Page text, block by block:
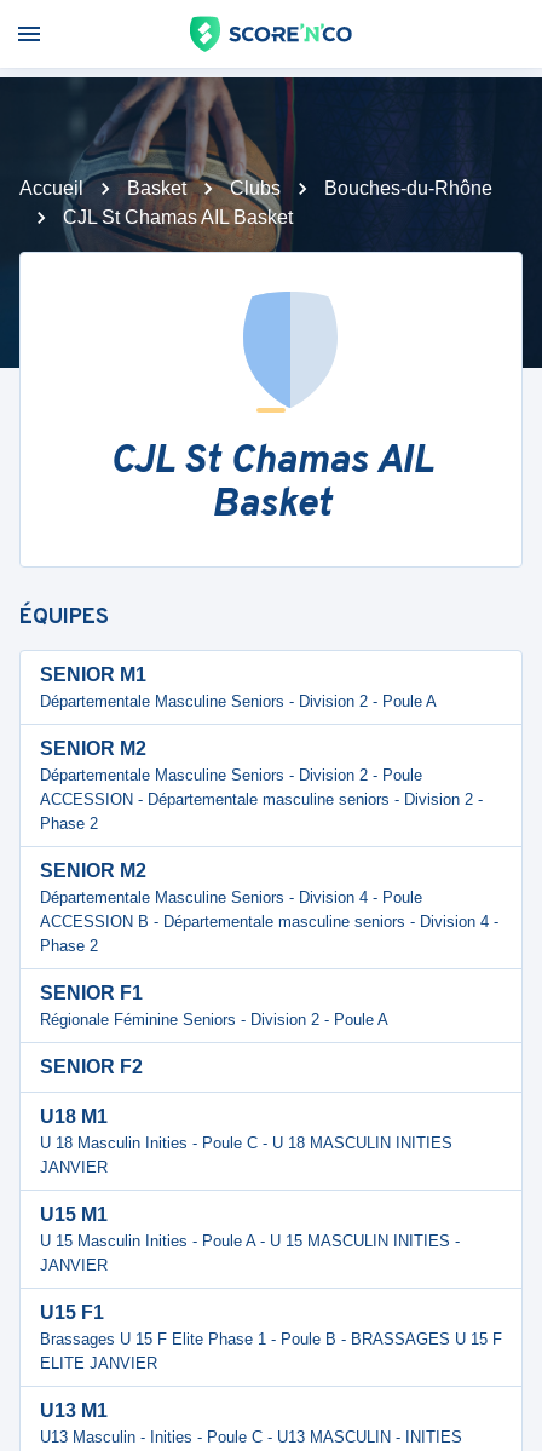
Accueil Basket Clubs
Bouches-du-Rhône
CJL St Chamas AIL Basket
CJL St Chamas AIL
Basket
ÉQUIPES
SENIOR M1
Départementale Masculine Seniors - Division 2 - Poule A
SENIOR M2
Départementale Masculine Seniors - Division 2 - Poule
ACCESSION - Départementale masculine seniors - Division 2 -
Phase 2
SENIOR M2
Départementale Masculine Seniors - Division 4 - Poule
ACCESSION B - Départementale masculine seniors - Division 4 -
Phase 2
SENIOR F1
Régionale Féminine Seniors - Division 2 - Poule A
SENIOR F2
U18 M1
U 18 Masculin Inities - Poule C - U 18 MASCULIN INITIES
JANVIER
U15 M1
U 15 Masculin Inities - Poule A - U 15 MASCULIN INITIES -
JANVIER
U15 F1
Brassages U 15 F Elite Phase 1 - Poule B - BRASSAGES U 15 F
ELITE JANVIER
U13 M1
U13 Masculin - Inities - Poule C - U13 MASCULIN - INITIES